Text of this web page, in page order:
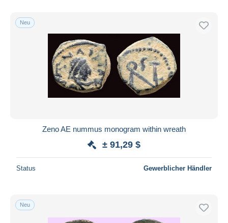
Kostenloser Versand
Zahlungsmethoden
PayPal
Banküberweisung
Visa
Mastercard
Wohnsitz des Verkäufers
Neu
Zeno AE nummus monogram within wreath
± 91,29 $
Status Gewerblicher Händler
Neu